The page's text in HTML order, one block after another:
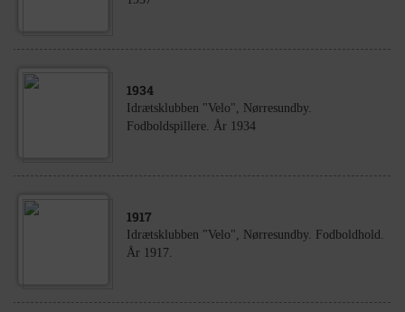
1934
Idrætsklubben "Velo", Nørresundby.
Fodboldspillere. År 1934
1917
Idrætsklubben "Velo", Nørresundby. Fodboldhold.
År 1917.